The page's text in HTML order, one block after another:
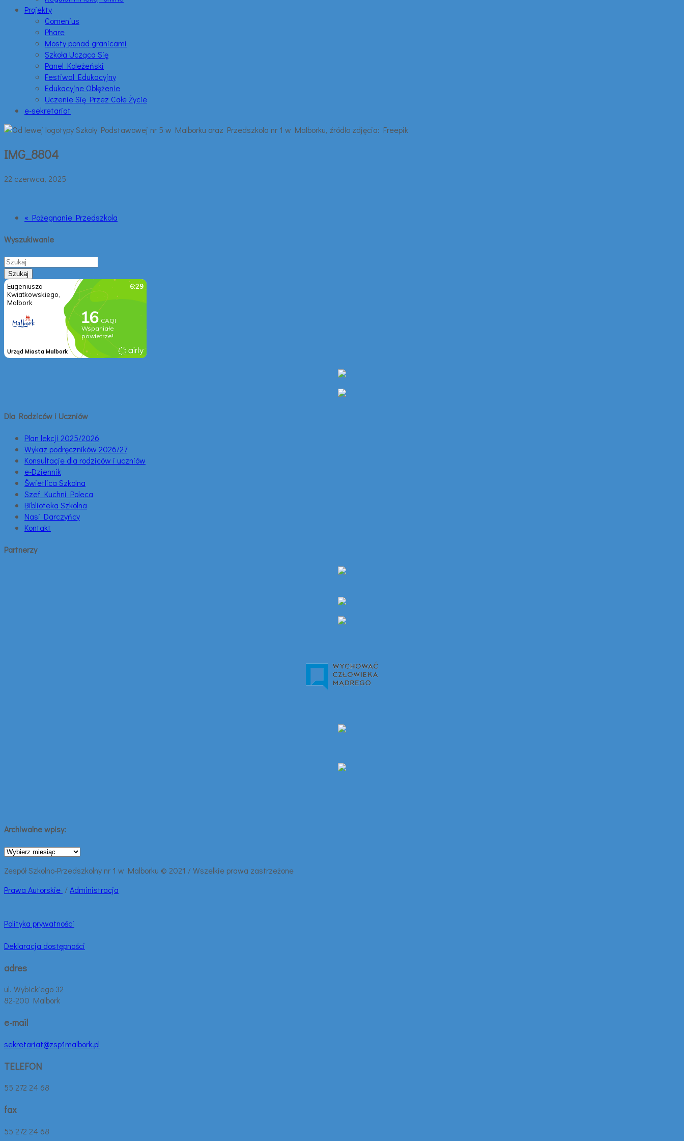
Projekty
Comenius
Phare
Mosty ponad granicami
Szkoła Ucząca Się
Panel Koleżeński
Festiwal Edukacyjny
Edukacyjne Oblężenie
Uczenie Się Przez Całe Życie
e-sekretariat
IMG_8804
22 czerwca, 2025
« Pożegnanie Przedszkola
Wyszukiwanie
Dla Rodziców i Uczniów
Plan lekcji 2025/2026
Wykaz podręczników 2026/27
Konsultacje dla rodziców i uczniów
e-Dziennik
Świetlica Szkolna
Szef Kuchni Poleca
Biblioteka Szkolna
Nasi Darczyńcy
Kontakt
Partnerzy
Archiwalne wpisy:
Archiwalne
Zespół Szkolno-Przedszkolny nr 1 w Malborku © 2021 / Wszelkie prawa zastrzeżone
Prawa Autorskie /Administracja
Polityka prywatności
Deklaracja dostępności
adres
ul. Wybickiego 32
82-200 Malbork
e-mail
sekretariat@zsp1malbork.pl
TELEFON
55 272 24 68
fax
55 272 24 68